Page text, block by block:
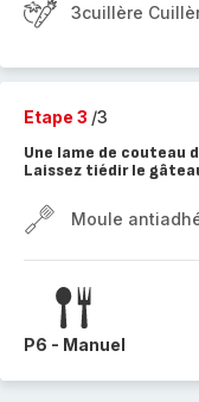
3cuillère
Etape 3 /3
Une lame de couteau
Laissez tiédir le
Moule
P6 - Manuel